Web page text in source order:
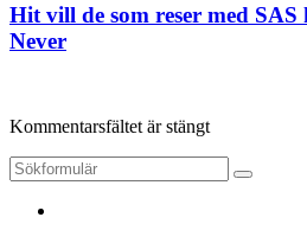
Hit vill de som reser med
Never
Kommentarsfältet är stängt